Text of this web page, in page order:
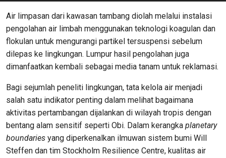
Air limpasan dari kawasan tambang diolah melalui instalasi
pengolahan air limbah menggunakan teknologi koagulan dan
flokulan untuk mengurangi partikel tersuspensi sebelum
dilepas ke lingkungan. Lumpur hasil pengolahan juga
dimanfaatkan kembali sebagai media tanam untuk reklamasi.
Bagi sejumlah peneliti lingkungan, tata kelola air menjadi
salah satu indikator penting dalam melihat bagaimana
aktivitas pertambangan dijalankan di wilayah tropis dengan
bentang alam sensitif seperti Obi. Dalam kerangka planetary
boundaries yang diperkenalkan ilmuwan sistem bumi Will
Steffen dan tim Stockholm Resilience Centre, kualitas air